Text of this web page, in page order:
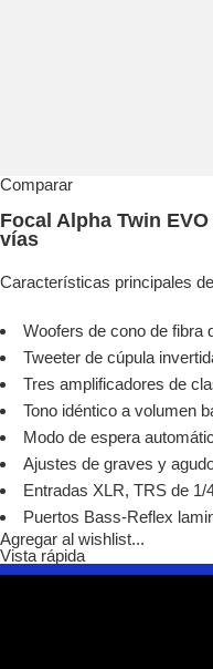
Comparar
Focal Alpha Twin
vías
Características principales
Woofers de cono de fibra
Tweeter de cúpula
Tres amplificadores de
Tono idéntico a volumen
Modo de espera
Ajustes de graves y
Entradas XLR, TRS de 1/
Puertos Bass-Reflex
Agregar al wishlist...
Vista rápida